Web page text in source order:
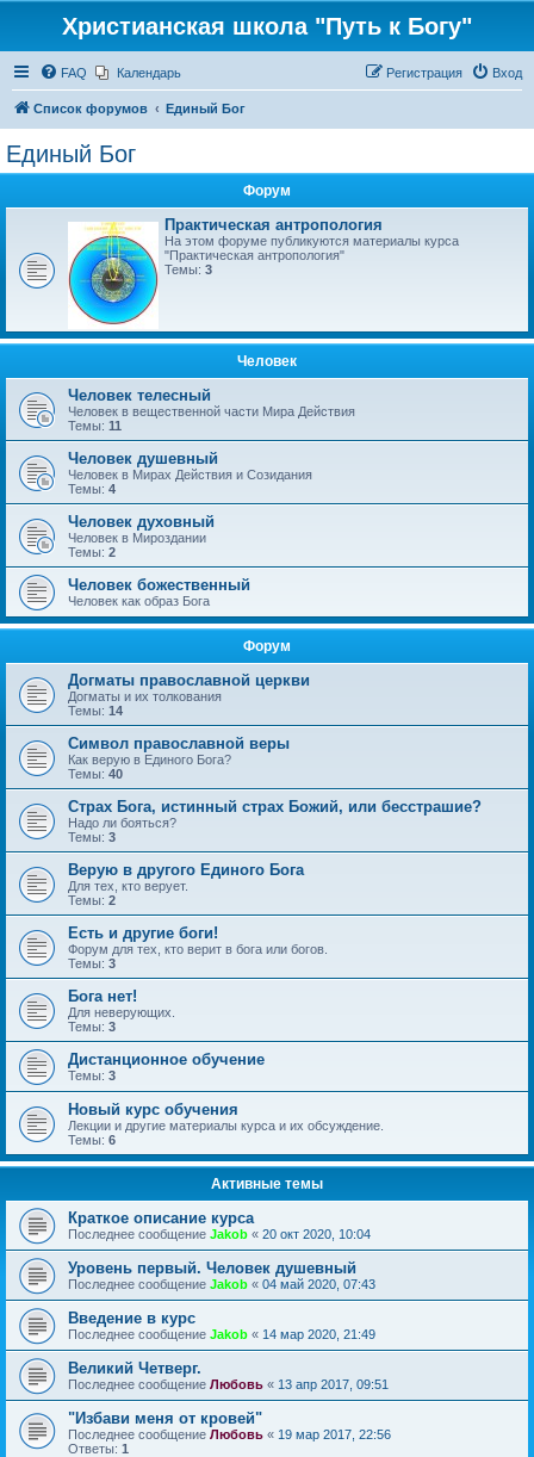
Христианская школа "Путь к Богу"
FAQ Календарь Вход
Регистрация
Список форумов Единый Бог
Единый Бог
Форум
Практическая антропология
На этом форуме публикуются материалы курса
"Практическая антропология"
Темы: 3
Человек
Человек телесный
Человек в вещественной части Мира Действия
Темы: 11
Человек душевный
Человек в Мирах Действия и Созидания
Темы: 4
Человек духовный
Человек в Мироздании
Темы: 2
Человек божественный
Человек как образ Бога
Форум
Догматы православной церкви
Догматы и их толкования
Темы: 14
Символ православной веры
Как верую в Единого Бога?
Темы: 40
Страх Бога, истинный страх Божий, или бесстрашие?
Надо ли бояться?
Темы: 3
Верую в другого Единого Бога
Для тех, кто верует.
Темы: 2
Есть и другие боги!
Форум для тех, кто верит в бога или богов.
Темы: 3
Бога нет!
Для неверующих.
Темы: 3
Дистанционное обучение
Темы: 3
Новый курс обучения
Лекции и другие материалы курса и их обсуждение.
Темы: 6
Активные темы
Краткое описание курса
Последнее сообщение Jakob « 20 окт 2020, 10:04
Уровень первый. Человек душевный
Последнее сообщение Jakob « 04 май 2020, 07:43
Введение в курс
Последнее сообщение Jakob « 14 мар 2020, 21:49
Великий Четверг.
Последнее сообщение Любовь « 13 апр 2017, 09:51
"Избави меня от кровей"
Последнее сообщение Любовь « 19 мар 2017, 22:56
Ответы: 1